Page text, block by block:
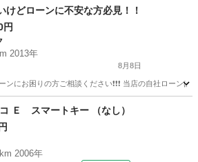
駅
けどローンに不安な方必見！！
円
2013年
8月8日
ーンにお困りの方ご相談ください❗️❗️❗️ 当店の自社ロ
Ｅ スマートキー （なし）
2006年